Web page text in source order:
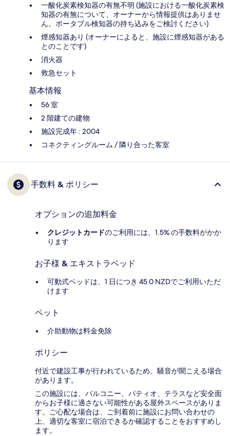
一酸化炭素検知器の有無不明 (施設における一酸化炭素検
知器の有無について、オーナーから情報提供はありませ
ん。ポータブル検知器の持ち込みをご検討ください)
煙感知器あり (オーナーによると、施設に煙感知器がある
とのことです)
消火器
救急セット
基本情報
56 室
2 階建ての建物
施設完成年 : 2004
コネクティングルーム / 隣り合った客室
手数料 & ポリシー
オプションの追加料金
クレジットカードのご利用には、1.5% の手数料がかか
ります
お子様 & エキストラベッド
可動式ベッドは、1 日につき 45.0 NZDでご利用いただ
けます
ペット
介助動物は料金免除
ポリシー
付近で建設工事が行われているため、騒音が聞こえる場合
があります。
この施設には、バルコニー、パティオ、テラスなど安全面
からお子様に適さない可能性がある屋外スペースがありま
す。ご心配な場合は、ご到着前に施設にお問い合わせの
上、適切な客室に宿泊できるか確認することをおすすめし
ます。